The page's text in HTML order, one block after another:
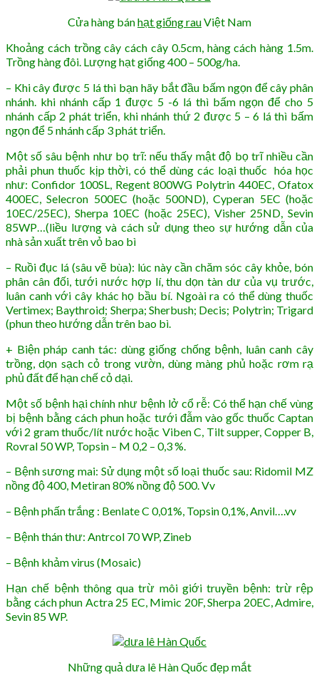
Cửa hàng bánhạt giống rauViệt Nam
Khoảng cách trồng cây cách cây 0.5cm, hàng cách hàng 1.5m.
Trồng hàng đôi. Lượng hạt giống 400 – 500g/ha.
– Khi cây được 5 lá thì bạn hãy bắt đầu bấm ngọn để cây phân
nhánh. khi nhánh cấp 1 được 5 -6 lá thì bấm ngọn để cho 5
nhánh cấp 2 phát triển, khi nhánh thứ 2 được 5 – 6 lá thì bấm
ngọn để 5 nhánh cấp 3 phát triển.
Một số sâu bệnh như bọ trĩ: nếu thấy mật độ bọ trĩ nhiều cần
phải phun thuốc kịp thời, có thể dùng các loại thuốc hóa học
như: Confidor 100SL, Regent 800WG Polytrin 440EC, Ofatox
400EC, Selecron 500EC (hoặc 500ND), Cyperan 5EC (hoặc
10EC/25EC), Sherpa 10EC (hoặc 25EC), Visher 25ND, Sevin
85WP…(liều lượng và cách sử dụng theo sự hướng dẫn của
nhà sản xuất trên vỏ bao bì
– Ruồi đục lá (sâu vẽ bùa): lúc này cần chăm sóc cây khỏe, bón
phân cân đối, tưới nước hợp lí, thu dọn tàn dư của vụ trước,
luân canh với cây khác họ bầu bí. Ngoài ra có thể dùng thuốc
Vertimex; Baythroid; Sherpa; Sherbush; Decis; Polytrin; Trigard
(phun theo hướng dẫn trên bao bì.
+ Biện pháp canh tác: dùng giống chống bệnh, luân canh cây
trồng, dọn sạch cỏ trong vườn, dùng màng phủ hoặc rơm rạ
phủ đất để hạn chế cỏ dại.
Một số bệnh hại chính như bệnh lở cổ rễ: Có thể hạn chế vùng
bị bệnh bằng cách phun hoặc tưới đẫm vào gốc thuốc Captan
với 2 gram thuốc/lít nước hoặc Viben C, Tilt supper, Copper B,
Rovral 50 WP, Topsin – M 0,2 – 0,3 %.
– Bệnh sương mai: Sử dụng một số loại thuốc sau: Ridomil MZ
nồng độ 400, Metiran 80% nồng độ 500. Vv
– Bệnh phấn trắng : Benlate C 0,01%, Topsin 0,1%, Anvil….vv
– Bệnh thán thư: Antrcol 70 WP, Zineb
– Bệnh khảm virus (Mosaic)
Hạn chế bệnh thông qua trừ môi giới truyền bệnh: trừ rệp
bằng cách phun Actra 25 EC, Mimic 20F, Sherpa 20EC, Admire,
Sevin 85 WP.
Những quả dưa lê Hàn Quốc đẹp mắt